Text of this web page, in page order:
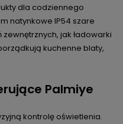
dla codziennego
natynkowe IP54 szare
jak ładowarki
kuchenne blaty,
Palmiye
kontrolę oświetlenia.